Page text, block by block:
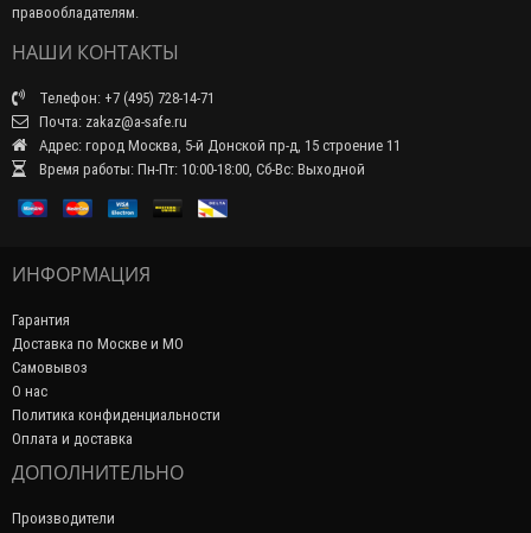
правообладателям.
НАШИ КОНТАКТЫ
Телефон: +7 (495) 728-14-71
Почта: zakaz@a-safe.ru
Адрес: город Москва, 5-й Донской пр-д, 15 строение 11
Время работы: Пн-Пт: 10:00-18:00, Сб-Вс: Выходной
ИНФОРМАЦИЯ
Гарантия
Доставка по Москве и МО
Самовывоз
О нас
Политика конфиденциальности
Оплата и доставка
ДОПОЛНИТЕЛЬНО
Производители